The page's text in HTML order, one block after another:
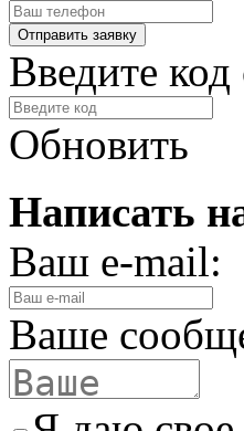
Введите код
Обновить
Написать
Ваш e-mail:
Ваше